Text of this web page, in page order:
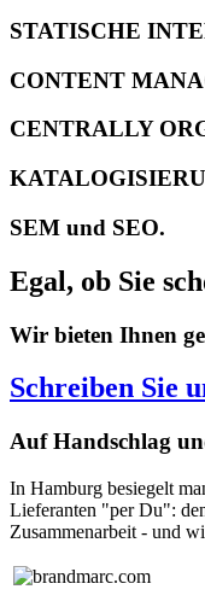
STATISCHE
CONTENT
CENTRALLY
SEM und SEO.
Egal, ob Sie
Wir bieten Ihnen
Schreiben Sie
AufHandschlag
In Hamburg besiegelt
Lieferanten "per Du":
Zusammenarbeit - und